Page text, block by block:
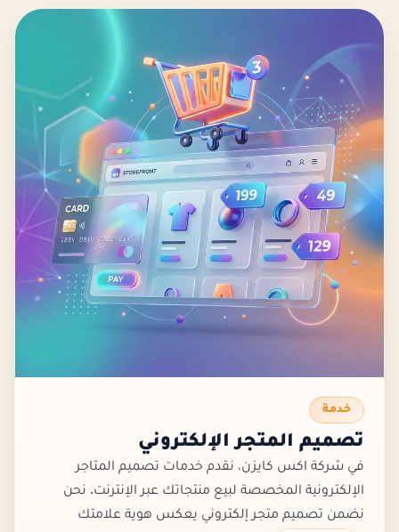
خدمة
تصميم المتجر الإلكتروني
في شركة اكس كايزن، نقدم خدمات تصميم المتاجر
الإلكترونية المخصصة لبيع منتجاتك عبر الإنترنت. نحن
نضمن تصميم متجر إلكتروني يعكس هوية علامتك